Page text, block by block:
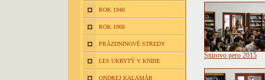
ROK 1948
ROK 1968
PRÁZDNINOVÉ STREDY
LES UKRYTÝ V KNIHE
ONDREJ KALAMÁR
Štúrovo pero 2015